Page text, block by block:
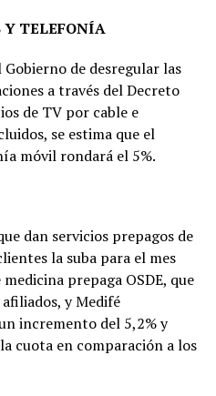
Y TELEFONÍA
de desregular las
a través del Decreto
de TV por cable e
se estima que el
móvil rondará el 5%.
dan servicios prepagos de
la suba para el mes
prepaga OSDE, que
y Medifé
incremento del 5,2% y
cuota en comparación a los